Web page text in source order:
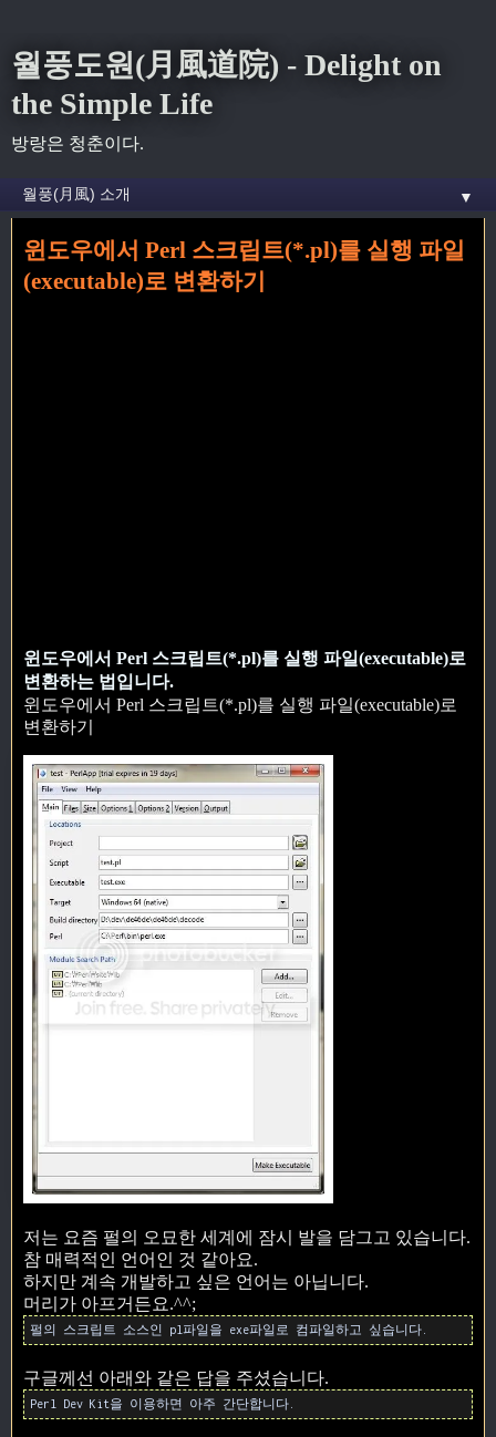
월풍도원(月風道院) - Delight on
the Simple Life
방랑은 청춘이다.
▼
홈»tip»윈도우에서 Perl 스크립트(*.pl)를 실행 파일(executable)로 변환하기
윈도우에서 Perl 스크립트(*.pl)를 실행 파일
(executable)로 변환하기
윈도우에서 Perl 스크립트(*.pl)를 실행 파일(executable)로
변환하는 법입니다.
윈도우에서 Perl 스크립트(*.pl)를 실행 파일(executable)로
변환하기
저는 요즘 펄의 오묘한 세계에 잠시 발을 담그고 있습니다.
참 매력적인 언어인 것 같아요.
하지만 계속 개발하고 싶은 언어는 아닙니다.
머리가 아프거든요.^^;
펄의 스크립트 소스인 pl파일을 exe파일로 컴파일하고 싶습니다.
구글께선 아래와 같은 답을 주셨습니다.
Perl Dev Kit을 이용하면 아주 간단합니다.